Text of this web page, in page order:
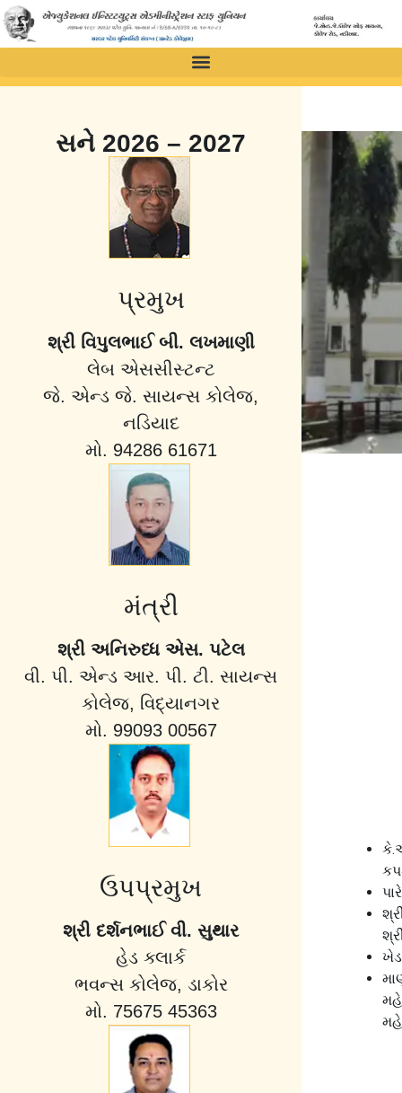
સને 2026 – 2027
પ્રમુખ
શ્રી વિપુલભાઈ બી. લખમાણી
લેબ એસસીસ્ટન્ટ
જે. એન્ડ જે. સાયન્સ કોલેજ,
નડિયાદ
મો. 94286 61671
મંત્રી
શ્રી અનિરુધ્ધ એસ. પટેલ
વી. પી. એન્ડ આર. પી. ટી. સાયન્સ
કોલેજ, વિદ્યાનગર
મો. 99093 00567
ઉપપ્રમુખ
શ્રી દર્શનભાઈ વી. સુથાર
હેડ ક્લાર્ક
ભવન્સ કોલેજ, ડાકોર
મો. 75675 45363